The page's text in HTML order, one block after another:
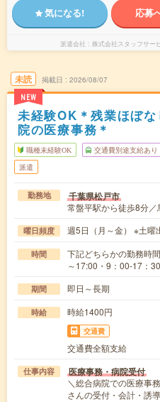
気になる! 応募
派遣会社 株式会社スタッフサー
未読
NEW
掲載日 2026/08/07
未経験OK＊残業ほぼ
院の医療事務＊
職種未経験OK 交通費別途支給あり
派遣
勤務地 千葉県松戸市
常盤平駅から徒歩8分
曜日頻度 週5日（月～金） ※土曜
時間
下記どちらかの勤務時
～17:00・9：00-17：
期間 即日～長期
時給 時給1400円
交通費
交通費全額支給
仕事内容 医療事務・病院受付
＼総合病院での医療事
さんの受付・会計・